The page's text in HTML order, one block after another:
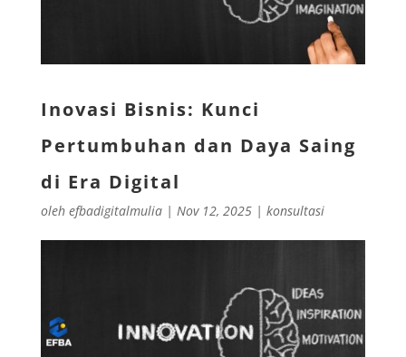
Inovasi Bisnis: Kunci
Pertumbuhan dan Daya Saing
di Era Digital
oleh efbadigitalmulia| Nov 12, 2025| konsultasi